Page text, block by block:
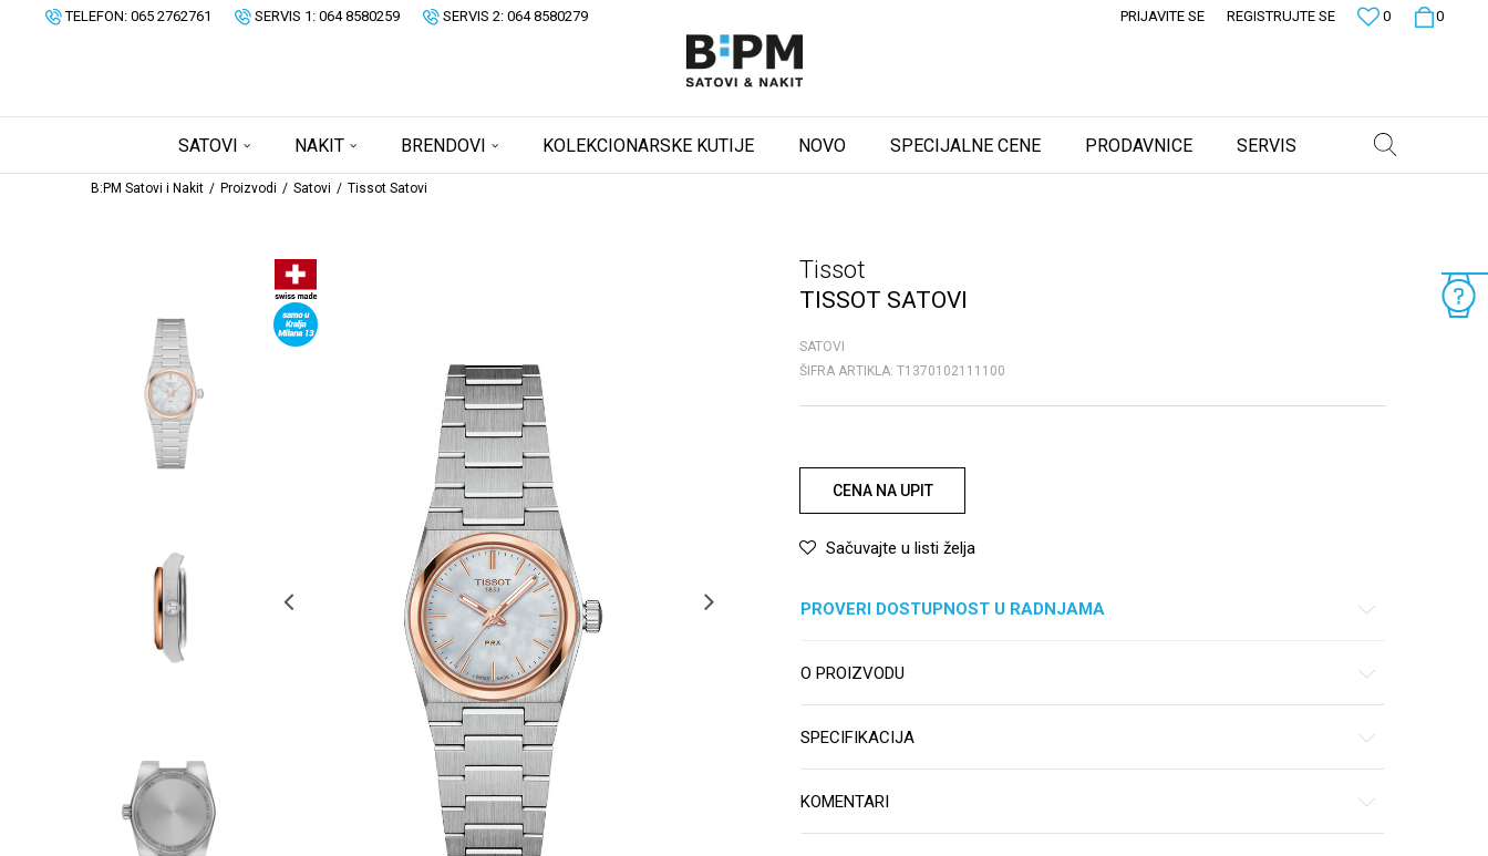
TELEFON: 065 2762761 SERVIS 1: 064 8580259 SERVIS 2: 064 8580279 0
0
PRIJAVITE SE REGISTRUJTE SE
SATOVI NAKIT BRENDOVI KOLEKCIONARSKE KUTIJE NOVO SPECIJALNE CENE PRODAVNICE SERVIS
B:PM Satovi i Nakit Proizvodi Satovi Tissot Satovi
Tissot
TISSOT SATOVI
SATOVI
ŠIFRA ARTIKLA: T1370102111100
CENA NA UPIT
Sačuvajte u listi želja
PROVERI DOSTUPNOST U RADNJAMA
O PROIZVODU
SPECIFIKACIJA
KOMENTARI